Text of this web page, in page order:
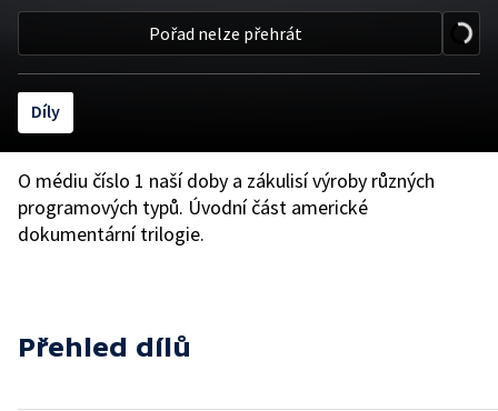
Pořad nelze přehrát
Díly
O médiu číslo 1 naší doby a zákulisí výroby různých
programových typů. Úvodní část americké
dokumentární trilogie.
Přehled dílů